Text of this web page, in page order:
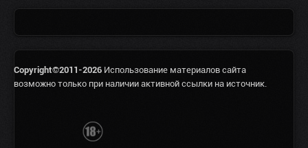
Copyright©2011-2026 Использование материалов сайта
возможно только при наличии активной ссылки на источник.